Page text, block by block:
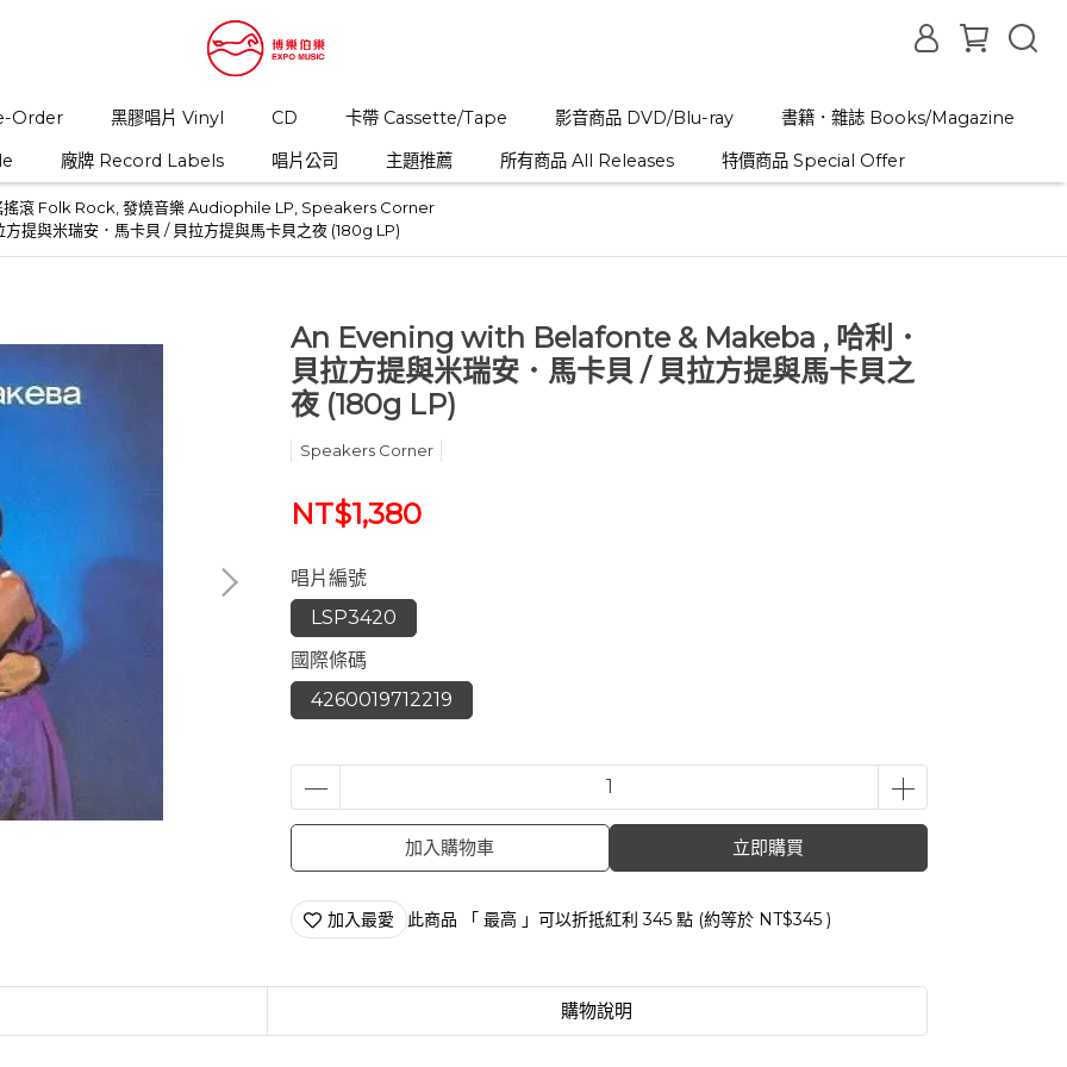
Order 黑膠唱片 Vinyl CD 卡帶 Cassette/Tape 影音商品 DVD/Blu-ray
書籍．雜誌 Books/Magazine
廠牌 Record Labels 唱片公司 主題推薦 所有商品 All Releases 特價商品 Special Offer
搖滾 Folk Rock 發燒音樂 Audiophile LP Speakers Corner
與米瑞安．馬卡貝 / 貝拉方提與馬卡貝之夜 (180g LP)
An Evening with Belafonte & Makeba , 哈利．
貝拉方提與米瑞安．馬卡貝 / 貝拉方提與馬卡貝之
夜 (180g LP)
Speakers Corner
NT$1,380
唱片編號
LSP3420
國際條碼
4260019712219
加入購物車 立即購買
加入最愛 此商品 「 最高 」可以折抵紅利345 點 (約等於 NT$345 )
購物說明